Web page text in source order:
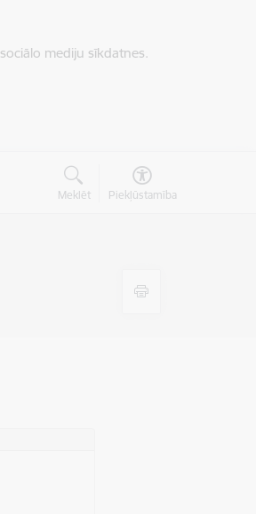
mediju sīkdatnes.
Meklēt Piekļūstamība